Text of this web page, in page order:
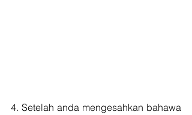
4. Setelah anda mengesahkan bahawa